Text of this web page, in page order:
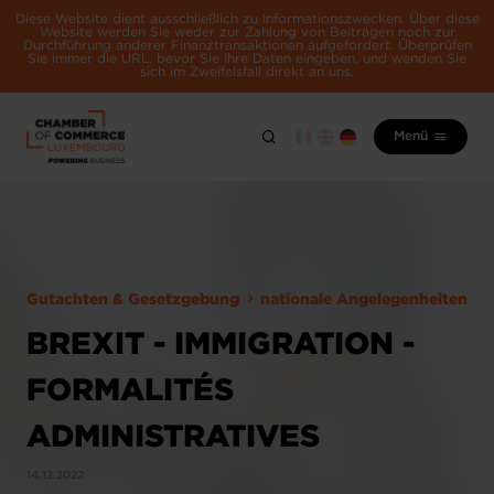
Diese Website dient ausschließlich zu Informationszwecken. Über diese
Website werden Sie weder zur Zahlung von Beiträgen noch zur
Durchführung anderer Finanztransaktionen aufgefordert. Überprüfen
Sie immer die URL, bevor Sie Ihre Daten eingeben, und wenden Sie
sich im Zweifelsfall direkt an uns.
Menü
Gutachten & Gesetzgebung nationale Angelegenheiten
BREXIT - IMMIGRATION -
FORMALITÉS
ADMINISTRATIVES